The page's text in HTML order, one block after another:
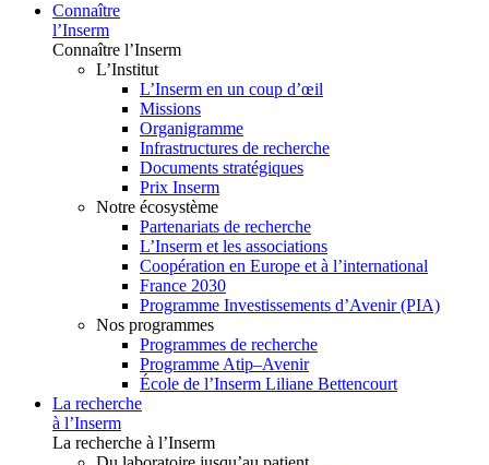
Connaître
l’Inserm
Connaître l’Inserm
L’Institut
L’Inserm en un coup d’œil
Missions
Organigramme
Infrastructures de recherche
Documents stratégiques
Prix Inserm
Notre écosystème
Partenariats de recherche
L’Inserm et les associations
Coopération en Europe et à l’international
France 2030
Programme Investissements d’Avenir (PIA)
Nos programmes
Programmes de recherche
Programme Atip–Avenir
École de l’Inserm Liliane Bettencourt
La recherche
à l’Inserm
La recherche à l’Inserm